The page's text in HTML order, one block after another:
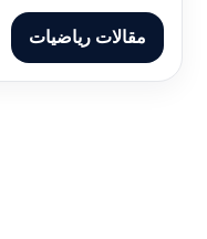
مقالات رياضيات